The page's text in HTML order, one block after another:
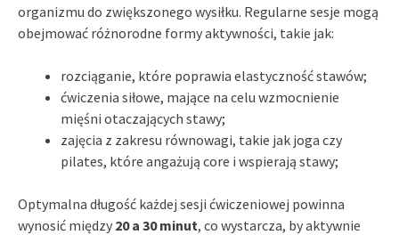
organizmu do zwiększonego wysiłku. Regularne sesje mogą
obejmować różnorodne formy aktywności, takie jak:
rozciąganie, które poprawia elastyczność stawów;
ćwiczenia siłowe, mające na celu wzmocnienie
mięśni otaczających stawy;
zajęcia z zakresu równowagi, takie jak joga czy
pilates, które angażują core i wspierają stawy;
Optymalna długość każdej sesji ćwiczeniowej powinna
wynosić między 20 a 30 minut, co wystarcza, by aktywnie